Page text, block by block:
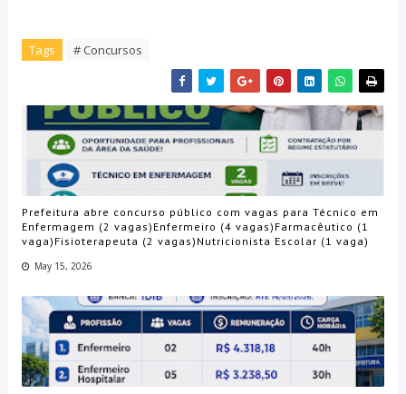
Tags # Concursos
Prefeitura abre concurso público com vagas para Técnico em
Enfermagem (2 vagas)Enfermeiro (4 vagas)Farmacêutico (1
vaga)Fisioterapeuta (2 vagas)Nutricionista Escolar (1 vaga)
May 15, 2026